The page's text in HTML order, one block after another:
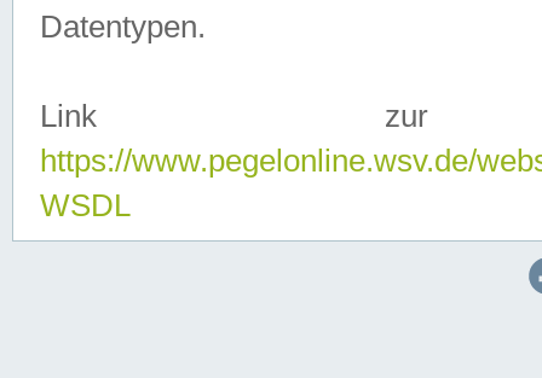
Datentypen.
Link zur
https://www.pegelonline.wsv.de/
WSDL